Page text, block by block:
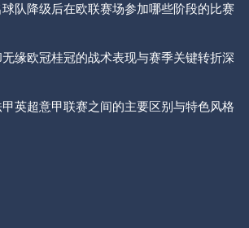
队降级后在欧联赛场参加哪些阶段的比赛
缘欧冠桂冠的战术表现与赛季关键转折深
英超意甲联赛之间的主要区别与特色风格